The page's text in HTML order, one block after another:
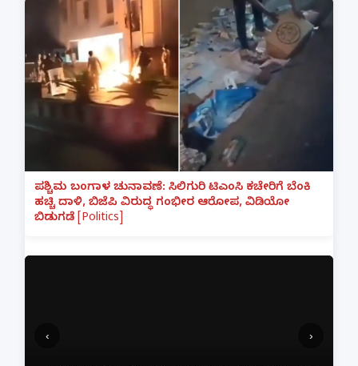
ಪಶ್ಚಿಮ ಬಂಗಾಳ ಚುನಾವಣೆ: ಸಿಲಿಗುರಿ ಟಿಎಂಸಿ ಕಚೇರಿಗೆ ಬೆಂಕಿ
ಹಚ್ಚಿ ದಾಳಿ, ಬಿಜೆಪಿ ವಿರುದ್ಧ ಗಂಭೀರ ಆರೋಪ, ವಿಡಿಯೋ
ಬಿಡುಗಡೆ [Politics]
‹ ›